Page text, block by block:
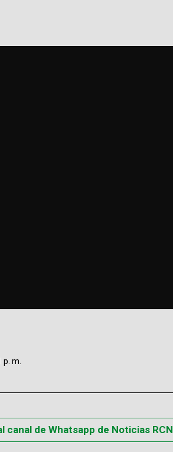
p. m.
canal de Whatsapp de Noticias RCN